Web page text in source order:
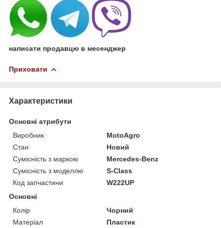
написати продавцю в месенджер
Приховати
Характеристики
Основні атрибути
Виробник
MotoAgro
Стан
Новий
Сумісність з маркою
Mercedes-Benz
Сумісність з моделлю
S-Class
Код запчастини
W222UP
Основні
Колір
Чорний
Матеріал
Пластик